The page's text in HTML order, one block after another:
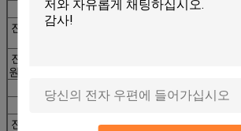
냉각 방법
진동 발전기 무
진동 발전기 차
원 L*W*H (MM)
전력 증폭기 Amp3k Amp3k
냉각 방법
전력 증폭기 무
250 250